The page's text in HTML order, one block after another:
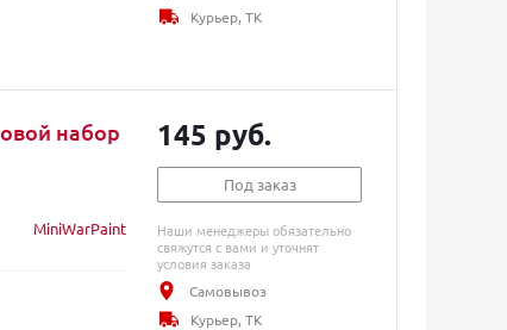
Курьер, ТК
набор
MiniWarPaint
145 руб.
Под заказ
Наши менеджеры обязательно
свяжутся с вами и уточнят
условия заказа
Самовывоз
Курьер, ТК